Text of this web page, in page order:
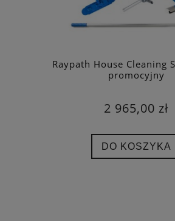
Raypath House Cleaning
promocyjny
2 965,00 zł
DO KOSZYKA